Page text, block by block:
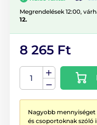
Megrendelések 12:00,
12.
8 265 Ft
Nagyobb mennyiséget
és csoportoknak szóló